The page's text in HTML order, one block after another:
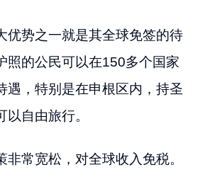
优势之一就是其全球免签的待
照的公民可以在150多个国家
遇，特别是在申根区内，持圣
自由旅行。
非常宽松，对全球收入免税。